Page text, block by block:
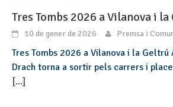
Tres Tombs 2026 a Vilanova i
10 de gener de 2026 Premsa i
Tres Tombs 2026 a Vilanova i la Geltrú
Drach torna a sortir pels carrers i
[...]